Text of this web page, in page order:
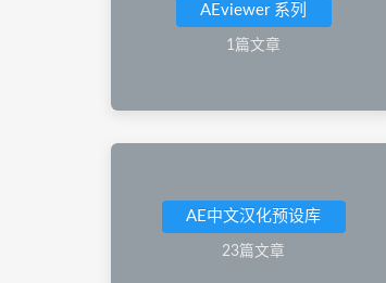
AEviewer 系列
1篇文章
AE中文汉化预设库
23篇文章